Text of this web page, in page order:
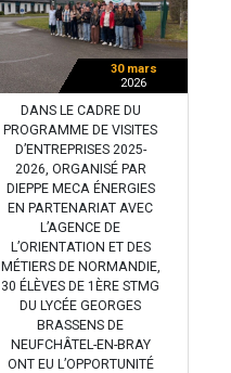
30 mars
2026
DANS LE CADRE DU
PROGRAMME DE VISITES
D’ENTREPRISES 2025-
2026, ORGANISÉ PAR
DIEPPE MECA ÉNERGIES
EN PARTENARIAT AVEC
L’AGENCE DE
L’ORIENTATION ET DES
MÉTIERS DE NORMANDIE,
30 ÉLÈVES DE 1ÈRE STMG
DU LYCÉE GEORGES
BRASSENS DE
NEUFCHÂTEL-EN-BRAY
ONT EU L’OPPORTUNITÉ